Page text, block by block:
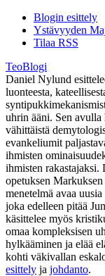
Blogin esittely
Ystävyyden
Tilaa RSS
TeoBlogi
Daniel Nylund
luonteesta,
uhrin ääni. Sen
vähittäistä
evankeliumit
ihmisten
ihmisten rakastajaksi.
opetuksen
menetelmä avaa
joka edelleen pitää
käsittelee myös
omaa kompleksisen
hylkääminen ja elää
kohti väkivallan
esittely ja johdanto.